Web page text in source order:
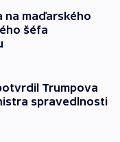
na maďarského
šéfa
Trumpova
spravedlnosti